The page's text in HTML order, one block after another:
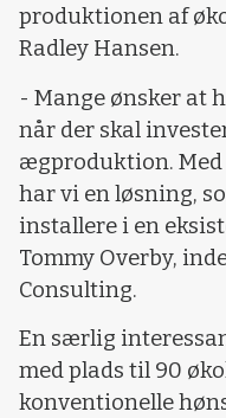
produktionen af
Radley Hansen.
- Mange ønsker at
når der skal
ægproduktion. Med
har vi en løsning,
installere i en
Tommy Overby,
Consulting.
En særlig
med plads til 90
konventionelle